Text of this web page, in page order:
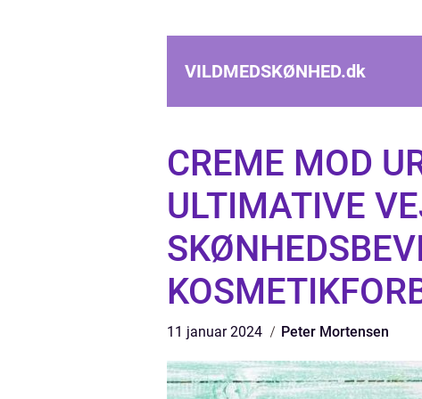
VILDMEDSKØNHED.dk
CREME MOD
ULTIMATIVE
11 januar 2024 Peter Mortensen